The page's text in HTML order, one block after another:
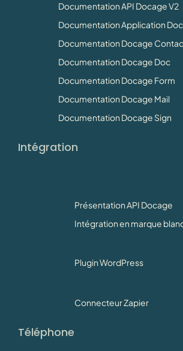
Documentation API Docage V2
Documentation Application
Documentation Docage
Documentation Docage Doc
Documentation Docage Form
Documentation Docage Mail
Documentation Docage Sign
Intégration
Présentation API Docage
Intégration en marque
Plugin WordPress
Connecteur Zapier
Téléphone